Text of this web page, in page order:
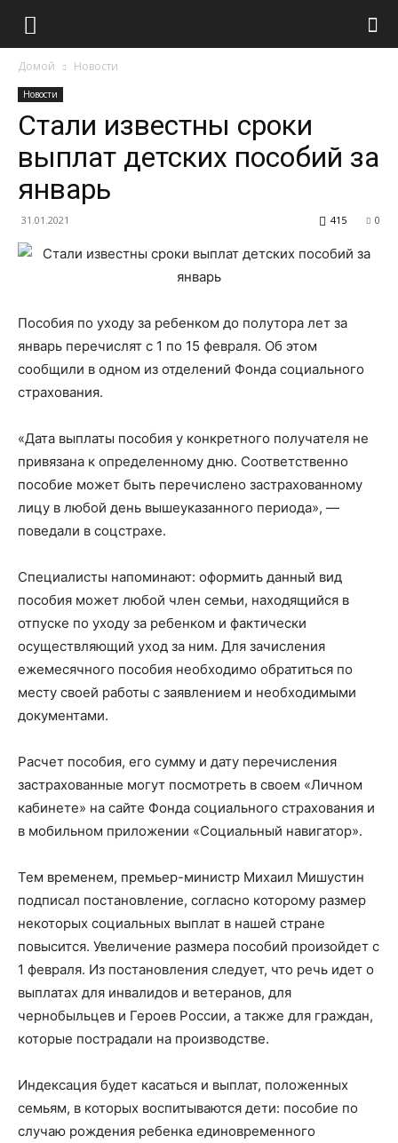
Домой Новости
Новости
Стали известны сроки
выплат детских пособий за
январь
31.01.2021 0
415
Пособия по уходу за ребенком до полутора лет за
январь перечислят с 1 по 15 февраля. Об этом
сообщили в одном из отделений Фонда социального
страхования.
«Дата выплаты пособия у конкретного получателя не
привязана к определенному дню. Соответственно
пособие может быть перечислено застрахованному
лицу в любой день вышеуказанного периода», —
поведали в соцстрахе.
Специалисты напоминают: оформить данный вид
пособия может любой член семьи, находящийся в
отпуске по уходу за ребенком и фактически
осуществляющий уход за ним. Для зачисления
ежемесячного пособия необходимо обратиться по
месту своей работы с заявлением и необходимыми
документами.
Расчет пособия, его сумму и дату перечисления
застрахованные могут посмотреть в своем «Личном
кабинете» на сайте Фонда социального страхования и
в мобильном приложении «Социальный навигатор».
Тем временем, премьер-министр Михаил Мишустин
подписал постановление, согласно которому размер
некоторых социальных выплат в нашей стране
повысится. Увеличение размера пособий произойдет с
1 февраля. Из постановления следует, что речь идет о
выплатах для инвалидов и ветеранов, для
чернобыльцев и Героев России, а также для граждан,
которые пострадали на производстве.
Индексация будет касаться и выплат, положенных
семьям, в которых воспитываются дети: пособие по
случаю рождения ребенка единовременного